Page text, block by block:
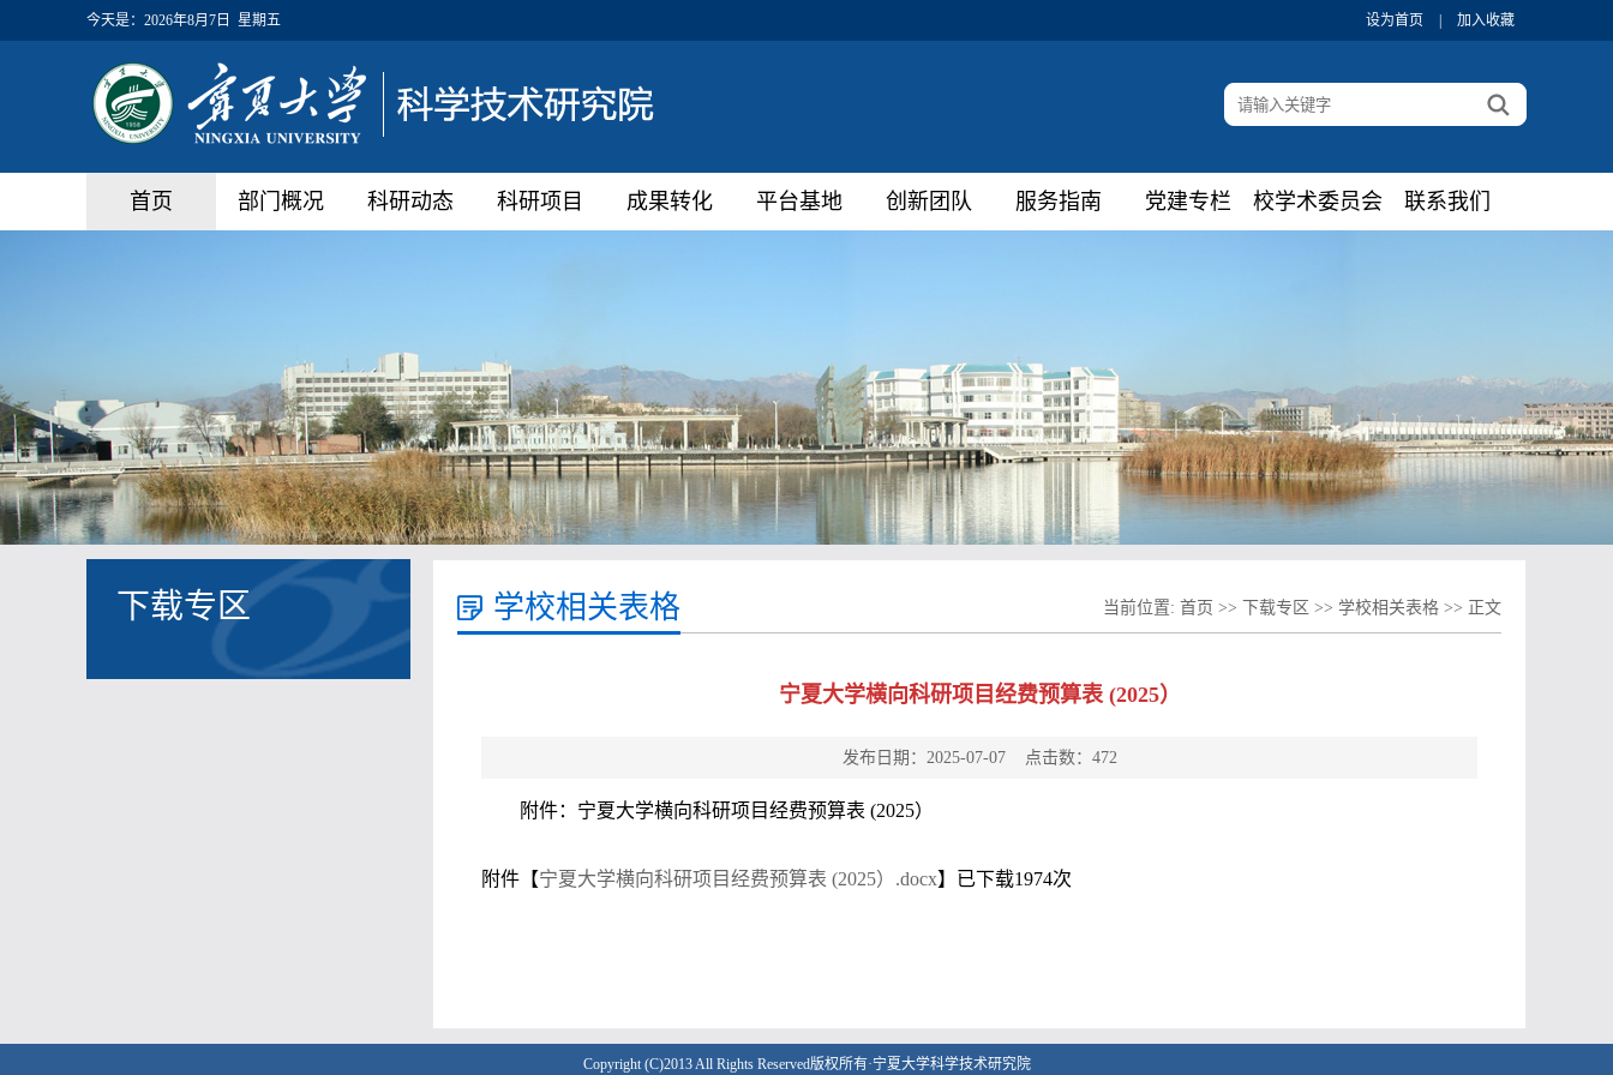
今天是： 2026年8月7日 星期五 设为首页 加入收藏
首页 部门概况 科研动态 科研项目 成果转化 平台基地 创新团队 服务指南 党建专栏 校学术委员会 联系我们
下载专区 学校相关表格 当前位置: 首页 >> 下载专区 >> 学校相关表格 >> 正文
宁夏大学横向科研项目经费预算表 (2025）
发布日期：2025-07-07 点击数： 472
附件：宁夏大学横向科研项目经费预算表 (2025）
附件【宁夏大学横向科研项目经费预算表 (2025）.docx】已下载1974次
Copyright (C)2013 All Rights Reserved版权所有·宁夏大学科学技术研究院